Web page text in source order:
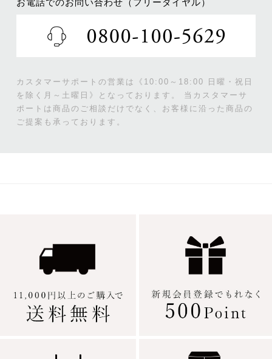
お電話でのお問い合わせ（フリーダイヤル）
カスタマーサポートの営業は《10:00～18:00 日曜・祝日
を除く月～土曜日》となっております。
当カスタマーサ
ポートは商品のご相談だけでなく、お客様に沿った商品の
ご提案も承っております。